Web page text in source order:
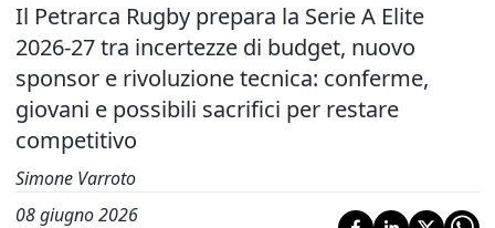
Il Petrarca Rugby prepara la Serie A Elite
2026-27 tra incertezze di budget, nuovo
sponsor e rivoluzione tecnica: conferme,
giovani e possibili sacrifici per restare
competitivo
Simone Varroto
08 giugno 2026